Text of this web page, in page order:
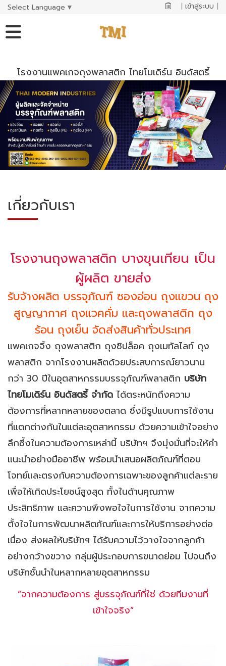
Select Language ▼ | เข้าสู่ระบบ |
โรงงานแพคเกจถุงพลาสติก ไทยโมเดิร์น อินดัสตรี้
เกี่ยวกับเรา
โรงงานถุงพลาสติก บางขุนเทียน เป็น
ผู้ผลิต ขายส่ง
รับจ้างผลิต บรรจุภัณฑ์ ซองอ่อน ถุงแขวน ถุง
สูญญากาศ ถุงแวคคั่ม และถุงพลาสติก ถุง
ร้อน ถุงเย็น จัดส่งสินค้าทั่วประเทศ
แพคเกจจิ้ง ถุงพลาสติก ถุงซิปล็อค ถุงเมทัลไลท์ ถุง
พลาสติก จากโรงงานผลิตด้วยประสบการณ์ยาวนาน
กว่า 30 ปีในอุตสาหกรรมบรรจุภัณฑ์พลาสติก บริษัท
ไทยโมเดิร์น อินดัสตรี้ จำกัด ได้ตระหนักถึงความ
ต้องการที่หลากหลายของตลาด ซึ่งมีรูปแบบการใช้งาน
ที่แตกต่างกันในแต่ละอุตสาหกรรม ด้วยความเข้าใจอย่าง
ลึกซึ้งในความต้องการเหล่านี้ บริษัทฯ จึงมุ่งมั่นที่จะให้คำ
แนะนำอย่างมืออาชีพ พร้อมนำเสนอผลิตภัณฑ์ที่ตอบ
โจทย์และตรงกับความต้องการเฉพาะของลูกค้าแต่ละราย
เพื่อให้เกิดประโยชน์สูงสุด ทั้งในด้านคุณภาพ
ประสิทธิภาพ และความพึงพอใจในการใช้งาน จากความ
ตั้งใจในการพัฒนาผลิตภัณฑ์และการให้บริการอย่างต่อ
เนื่อง ส่งผลให้บริษัทฯ ได้รับความไว้วางใจจากลูกค้า
อย่างกว้างขวาง กลุ่มผู้ประกอบการขนาดย่อม ไปจนถึง
บริษัทชั้นนำในหลากหลายอุตสาหกรรม
“จากความต้องการ สู่บรรจุภัณฑ์ที่ใช่ ด้วยทีมงานที่
เข้าใจจริง”